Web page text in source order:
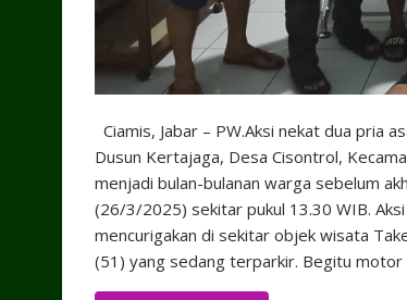
Ciamis, Jabar – PW.Aksi nekat dua pria
Dusun Kertajaga, Desa Cisontrol,
menjadi bulan-bulanan warga sebelum
(26/3/2025) sekitar pukul 13.30 WIB.
mencurigakan di sekitar objek wisata
(51) yang sedang terparkir. Begitu motor